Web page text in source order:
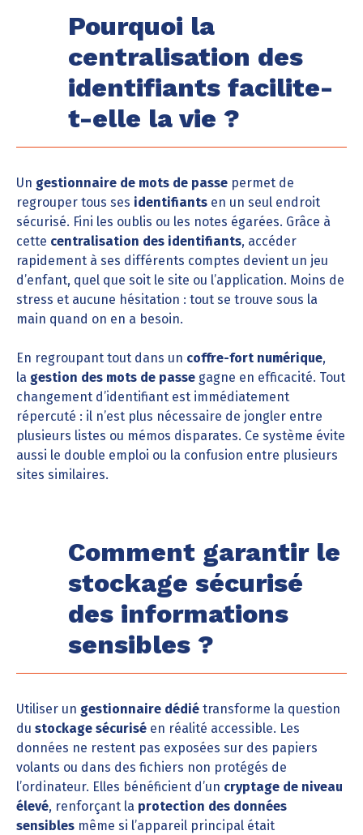
Pourquoi la
centralisation des
identifiants facilite-
t-elle la vie ?
Un gestionnaire de mots de passe permet de
regrouper tous ses identifiants en un seul endroit
sécurisé. Fini les oublis ou les notes égarées. Grâce à
cette centralisation des identifiants, accéder
rapidement à ses différents comptes devient un jeu
d’enfant, quel que soit le site ou l’application. Moins de
stress et aucune hésitation : tout se trouve sous la
main quand on en a besoin.
En regroupant tout dans un coffre-fort numérique,
la gestion des mots de passe gagne en efficacité. Tout
changement d’identifiant est immédiatement
répercuté : il n’est plus nécessaire de jongler entre
plusieurs listes ou mémos disparates. Ce système évite
aussi le double emploi ou la confusion entre plusieurs
sites similaires.
Comment garantir le
stockage sécurisé
des informations
sensibles ?
Utiliser un gestionnaire dédié transforme la question
du stockage sécurisé en réalité accessible. Les
données ne restent pas exposées sur des papiers
volants ou dans des fichiers non protégés de
l’ordinateur. Elles bénéficient d’un cryptage de niveau
élevé, renforçant la protection des données
sensibles même si l’appareil principal était